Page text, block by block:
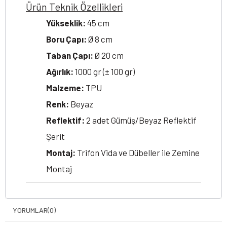
Ürün Teknik Özellikleri
Yükseklik: 45 cm
Boru Çapı: Ø 8 cm
Taban Çapı: Ø 20 cm
Ağırlık: 1000 gr (± 100 gr)
Malzeme: TPU
Renk: Beyaz
Reflektif: 2 adet Gümüş/Beyaz Reflektif
Şerit
Montaj: Trifon Vida ve Dübeller ile Zemine
Montaj
YORUMLAR(0)